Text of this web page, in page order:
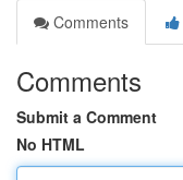
Comments
Comments
Submit a Comment
No HTML